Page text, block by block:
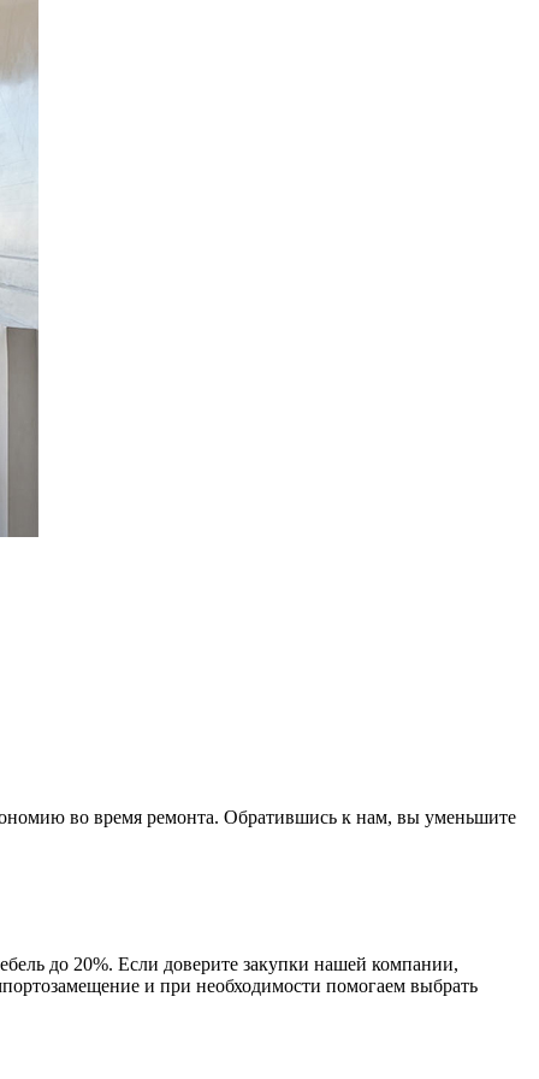
во время ремонта. Обратившись к нам, вы уменьшите
до 20%. Если доверите закупки нашей компании,
и при необходимости помогаем выбрать